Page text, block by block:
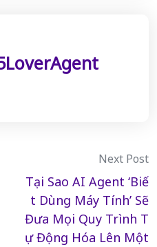
Next Post
Tại Sao AI Agent ‘Biế
t Dùng Máy Tính’ Sẽ
Đưa Mọi Quy Trình T
ự Động Hóa Lên Một